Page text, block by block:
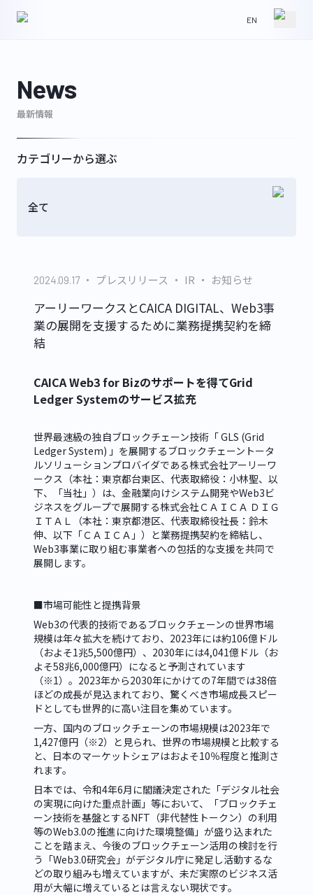
ABOUT
WORKS
GLS
EN
News
最新情報
カテゴリーから選ぶ
全て
2024.09.17 プレスリリース IR お知らせ
アーリーワークスとCAICA DIGITAL、Web3事
業の展開を支援するために業務提携契約を締
結
CAICA Web3 for Bizのサポートを得てGrid
Ledger Systemのサービス拡充
世界最速級の独自ブロックチェーン技術「 GLS (Grid
Ledger System) 」を展開するブロックチェーントータ
ルソリューションプロバイダである株式会社アーリーワ
ークス（本社：東京都台東区、代表取締役：小林聖、以
下、「当社」）は、金融業向けシステム開発やWeb3ビ
ジネスをグループで展開する株式会社ＣＡＩＣＡ ＤＩＧ
ＩＴＡＬ（本社：東京都港区、代表取締役社長：鈴木
伸、以下「ＣＡＩＣＡ」）と業務提携契約を締結し、
Web3事業に取り組む事業者への包括的な支援を共同で
展開します。
■市場可能性と提携背景
Web3の代表的技術であるブロックチェーンの世界市場
規模は年々拡大を続けており、2023年には約106億ドル
（およそ1兆5,500億円）、2030年には4,041億ドル（お
よそ58兆6,000億円）になると予測されています
（※1）。2023年から2030年にかけての7年間では38倍
ほどの成長が見込まれており、驚くべき市場成長スピー
ドとしても世界的に高い注目を集めています。
一方、国内のブロックチェーンの市場規模は2023年で
1,427億円（※2）と見られ、世界の市場規模と比較する
と、日本のマーケットシェアはおよそ10％程度と推測さ
れます。
日本では、令和4年6月に閣議決定された「デジタル社会
の実現に向けた重点計画」等において、「ブロックチェ
ーン技術を基盤とするNFT（非代替性トークン）の利用
等のWeb3.0の推進に向けた環境整備」が盛り込まれた
ことを踏まえ、今後のブロックチェーン活用の検討を行
う「Web3.0研究会」がデジタル庁に発足し活動するな
どの取り組みも増えていますが、未だ実際のビジネス活
用が大幅に増えているとは言えない現状です。